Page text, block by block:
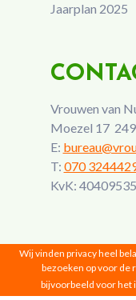
Jaarplan 2025
Vrouwen van
Moezel 17
E:
T: 070
KvK: 40409535
Vrouwen van
Wij vinden privacy heel
bezoeken op voor de
bijvoorbeeld voor het